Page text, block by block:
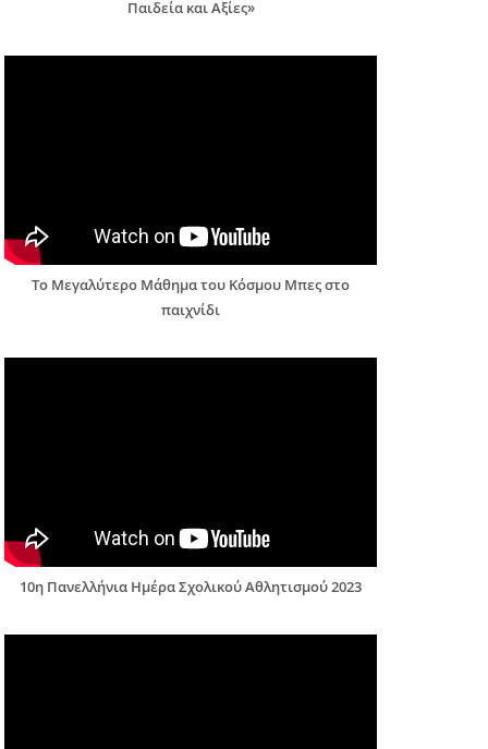
Παιδεία και Αξίες»
Το Μεγαλύτερο Μάθημα του Κόσμου Μπες στο
παιχνίδι
10η Πανελλήνια Ημέρα Σχολικού Αθλητισμού 2023